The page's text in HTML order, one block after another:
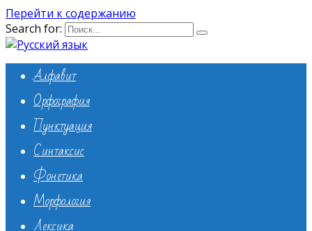
Перейти к содержанию
Search for:
Алфавит
Орфография
Пунктуация
Синтаксис
Фонетика
Морфология